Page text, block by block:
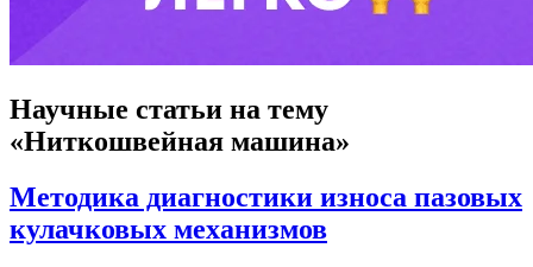
Научные статьи на тему
«Ниткошвейная машина»
Методика диагностики износа пазовых
кулачковых механизмов